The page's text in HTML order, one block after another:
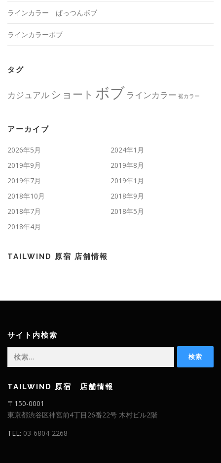
ラインカラー ぱっつんボブ
ラインカラーボブ
タグ
カジュアル ショート ボブ ラインカラー 裾カラー
アーカイブ
2026年5月
2024年1月
2019年9月
2019年8月
2019年7月
2019年1月
2018年10月
2018年9月
2018年7月
2018年5月
2018年4月
TAILWIND 原宿 店舗情報
サイト内検索
索:
TAILWIND 原宿 店舗情報
〒150-0001
東京都渋谷区神宮前4丁目26番22号 木村ビル2階
TEL: 03-6804-2268